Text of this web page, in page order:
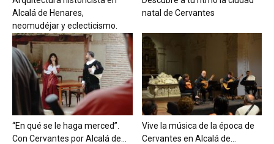
Alcalá de Henares,
neomudéjar y eclecticismo.
natal de Cervantes
“En qué se le haga merced”.
Con Cervantes por Alcalá de...
Vive la música de la época de
Cervantes en Alcalá de...